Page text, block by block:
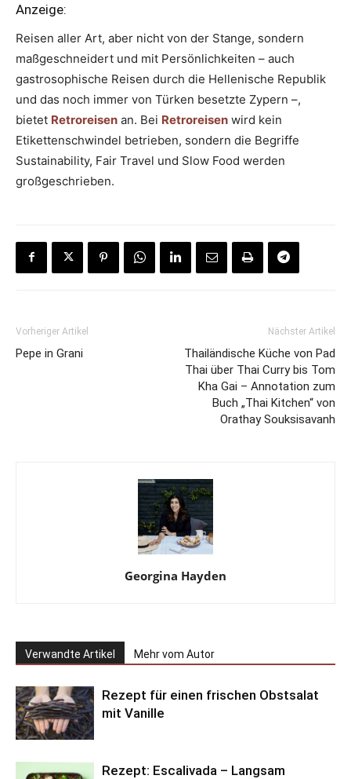
Anzeige:
Reisen aller Art, aber nicht von der Stange, sondern
maßgeschneidert und mit Persönlichkeiten – auch
gastrosophische Reisen durch die Hellenische Republik
und das noch immer von Türken besetzte Zypern –,
bietet Retroreisen an. Bei Retroreisen wird kein
Etikettenschwindel betrieben, sondern die Begriffe
Sustainability, Fair Travel und Slow Food werden
großgeschrieben.
Vorheriger Artikel
Pepe in Grani
Nächster Artikel
Thailändische Küche von Pad
Thai über Thai Curry bis Tom
Kha Gai – Annotation zum
Buch „Thai Kitchen“ von
Orathay Souksisavanh
Georgina Hayden
Verwandte Artikel Mehr vom Autor
Rezept für einen frischen Obstsalat
mit Vanille
Rezept: Escalivada – Langsam